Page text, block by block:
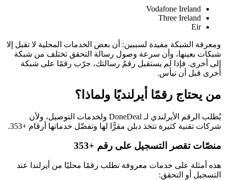
Vodafone Ireland
Three Ireland
Eir
ومعرفة الشبكة مفيدة لسببين: أن بعض الخدمات المحلية لا تقبل إلا
شبكات بعينها، وأن سرعة وصول رسالة التحقق تختلف من شبكة
إلى أخرى. فإذا لم يستقبل رقمٌ رسالتك، جرّب رقمًا على شبكة
أخرى قبل أن تيأس.
من يحتاج رقمًا أيرلنديًا ولماذا؟
يُطلب الرقم الأيرلندي لـ DoneDeal ولخدمات التوصيل، ولأن
شركات تقنية كثيرة تتخذ دبلن مقرًّا لها وتفضّل خدماتها أرقام +353.
منصّات تقصر التسجيل على رقم +353
هذه أمثلة على خدمات معروفة تطلب رقمًا محليًا من أيرلندا عند
التسجيل أو التحقق: